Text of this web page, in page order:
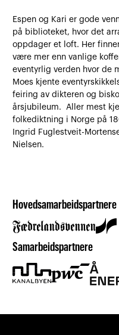
Espen og Kari er gode
på biblioteket, hvor det
oppdager et loft. Her
være mer enn vanlige
eventyrlig verden hvor de
Moes kjente
feiring av dikteren og
årsjubileum. Aller mest
folkediktning i Norge på
Ingrid Fuglestveit-
Nielsen.
Hovedsamarbeidspartnere
Samarbeidspartnere